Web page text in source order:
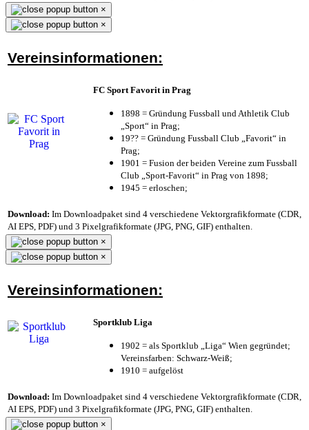
×
×
Vereinsinformationen:
FC Sport Favorit in Prag
1898 = Gründung Fussball und Athletik Club
„Sport“ in Prag;
19?? = Gründung Fussball Club „Favorit“ in
Prag;
1901 = Fusion der beiden Vereine zum Fussball
Club „Sport-Favorit“ in Prag von 1898;
1945 = erloschen;
Download: Im Downloadpaket sind 4 verschiedene Vektorgrafikformate (CDR,
AI EPS, PDF) und 3 Pixelgrafikformate (JPG, PNG, GIF) enthalten.
×
×
Vereinsinformationen:
Sportklub Liga
1902 = als Sportklub „Liga“ Wien gegründet;
Vereinsfarben: Schwarz-Weiß;
1910 = aufgelöst
Download: Im Downloadpaket sind 4 verschiedene Vektorgrafikformate (CDR,
AI EPS, PDF) und 3 Pixelgrafikformate (JPG, PNG, GIF) enthalten.
×